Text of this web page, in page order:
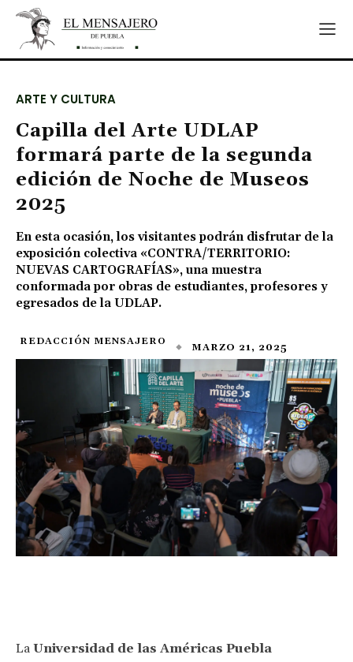
ARTE Y CULTURA
Capilla del Arte UDLAP
formará parte de la segunda
edición de Noche de Museos
2025
En esta ocasión, los visitantes podrán disfrutar de la
exposición colectiva «CONTRA/TERRITORIO:
NUEVAS CARTOGRAFÍAS», una muestra
conformada por obras de estudiantes, profesores y
egresados de la UDLAP.
REDACCIÓN MENSAJERO MARZO 21, 2025
La Universidad de las Américas Puebla